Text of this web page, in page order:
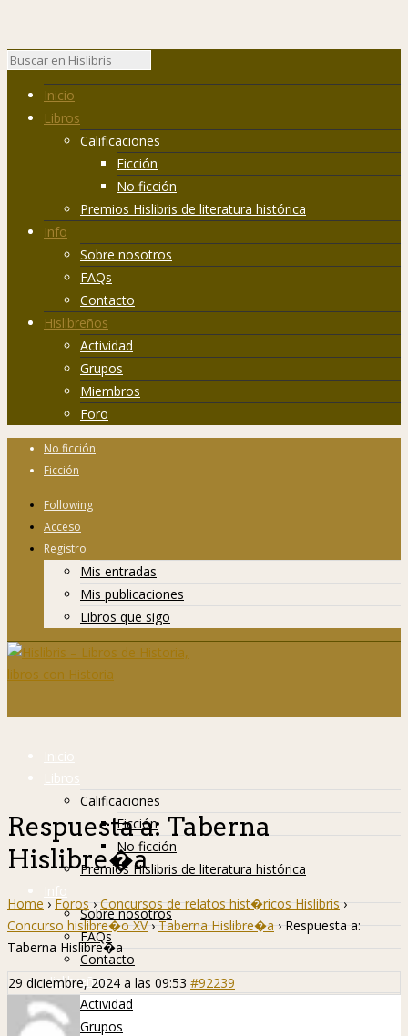
Inicio
Libros
Calificaciones
Ficción
No ficción
Premios Hislibris de literatura histórica
Info
Sobre nosotros
FAQs
Contacto
Hislibreños
Actividad
Grupos
Miembros
Foro
No ficción
Ficción
Following
Acceso
Registro
Mis entradas
Mis publicaciones
Libros que sigo
Inicio
Libros
Calificaciones
Ficción
No ficción
Premios Hislibris de literatura histórica
Info
Sobre nosotros
FAQs
Contacto
Hislibreños
Actividad
Grupos
Respuesta a: Taberna
Hislibre�a
Home › Foros › Concursos de relatos hist�ricos Hislibris ›
Concurso hislibre�o XV › Taberna Hislibre�a › Respuesta a:
Taberna Hislibre�a
29 diciembre, 2024 a las 09:53 #92239